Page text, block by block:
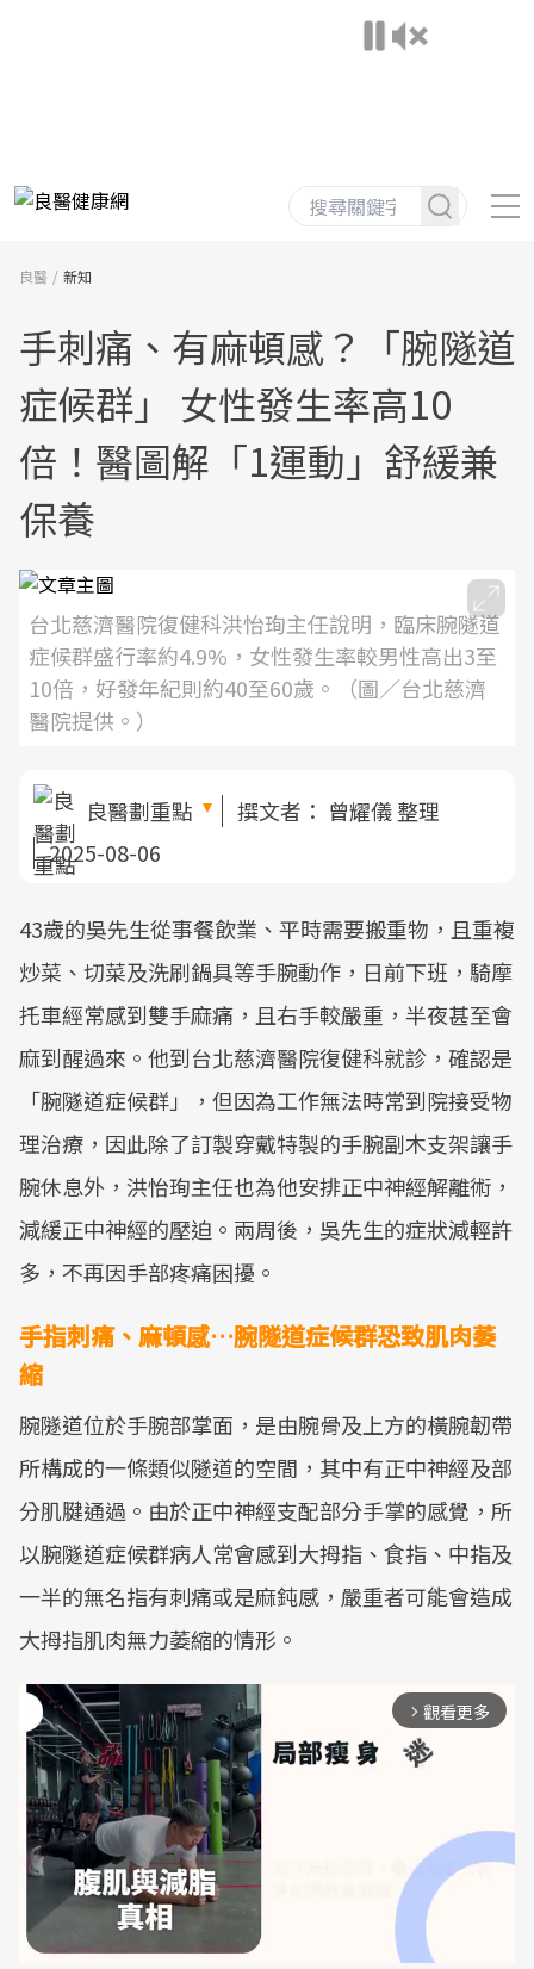
良醫 新知
手刺痛、有麻頓感？「腕隧道
症候群」 女性發生率高10
倍！醫圖解「1運動」舒緩兼
保養
台北慈濟醫院復健科洪怡珣主任說明，臨床腕隧道
症候群盛行率約4.9%，女性發生率較男性高出3至
10倍，好發年紀則約40至60歲。（圖／台北慈濟
醫院提供。）
良醫劃重點 撰文者： 曾耀儀 整理
2025-08-06
43歲的吳先生從事餐飲業、平時需要搬重物，且重複
炒菜、切菜及洗刷鍋具等手腕動作，日前下班，騎摩
托車經常感到雙手麻痛，且右手較嚴重，半夜甚至會
麻到醒過來。他到台北慈濟醫院復健科就診，確認是
「腕隧道症候群」，但因為工作無法時常到院接受物
理治療，因此除了訂製穿戴特製的手腕副木支架讓手
腕休息外，洪怡珣主任也為他安排正中神經解離術，
減緩正中神經的壓迫。兩周後，吳先生的症狀減輕許
多，不再因手部疼痛困擾。
手指刺痛、麻頓感…腕隧道症候群恐致肌肉萎
縮
腕隧道位於手腕部掌面，是由腕骨及上方的橫腕韌帶
所構成的一條類似隧道的空間，其中有正中神經及部
分肌腱通過。由於正中神經支配部分手掌的感覺，所
以腕隧道症候群病人常會感到大拇指、食指、中指及
一半的無名指有刺痛或是麻鈍感，嚴重者可能會造成
大拇指肌肉無力萎縮的情形。
arrow_forward_ios 觀看更多